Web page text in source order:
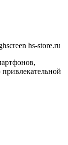
hs-store.ru